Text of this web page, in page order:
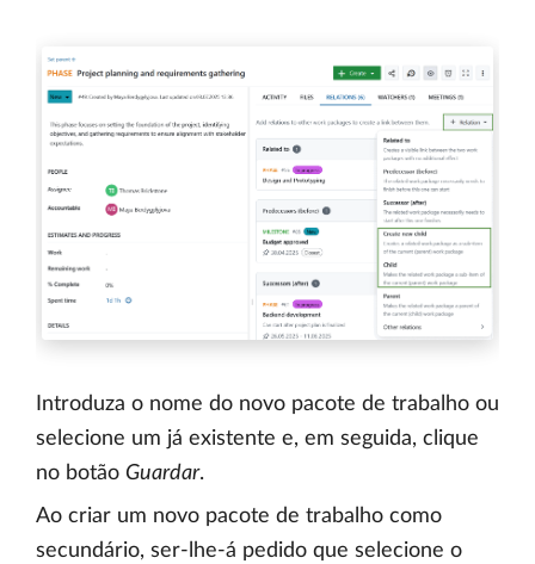
Introduza o nome do novo pacote de trabalho ou
selecione um já existente e, em seguida, clique
no botão Guardar.
Ao criar um novo pacote de trabalho como
secundário, ser-lhe-á pedido que selecione o